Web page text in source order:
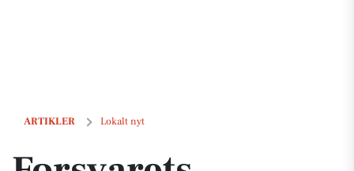
ARTIKLER Lokalt nyt
Forsvarets investeringer skaber vækst og nyt liv i Frederikshavn